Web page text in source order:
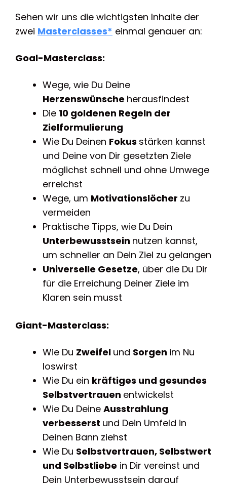
Sehen wir uns die wichtigsten Inhalte der
zwei Masterclasses* einmal genauer an:
Goal-Masterclass:
Wege, wie Du Deine
Herzenswünsche herausfindest
Die 10 goldenen Regeln der
Zielformulierung
Wie Du Deinen Fokus stärken kannst
und Deine von Dir gesetzten Ziele
möglichst schnell und ohne Umwege
erreichst
Wege, um Motivationslöcher zu
vermeiden
Praktische Tipps, wie Du Dein
Unterbewusstsein nutzen kannst,
um schneller an Dein Ziel zu gelangen
Universelle Gesetze, über die Du Dir
für die Erreichung Deiner Ziele im
Klaren sein musst
Giant-Masterclass:
Wie Du Zweifel und Sorgen im Nu
loswirst
Wie Du ein kräftiges und gesundes
Selbstvertrauen entwickelst
Wie Du Deine Ausstrahlung
verbesserst und Dein Umfeld in
Deinen Bann ziehst
Wie Du Selbstvertrauen, Selbstwert
und Selbstliebe in Dir vereinst und
Dein Unterbewusstsein darauf